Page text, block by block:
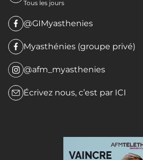
Tous les jours
@GIMyasthenies
Myasthénies (groupe privé)
@afm_myasthenies
Écrivez nous, c’est par ICI